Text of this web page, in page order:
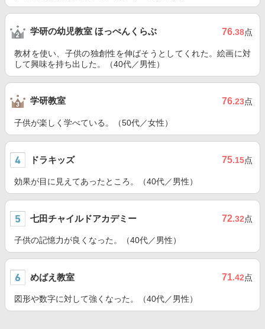
学研の幼児教室 ほっぺんくらぶ 76.38点
教材を使い、子供の独創性を伸ばそうとしてくれた。絵画に対
して興味を持ち出した。（40代／男性）
学研教室 76.23点
子供が楽しく学べている。（50代／女性）
ドラキッズ 75.15点
効果が目に見えてあったところ。（40代／男性）
七田チャイルドアカデミー 72.32点
子供の記憶力が良くなった。（40代／男性）
めばえ教室 71.42点
図形や数字に対して強くなった。（40代／男性）